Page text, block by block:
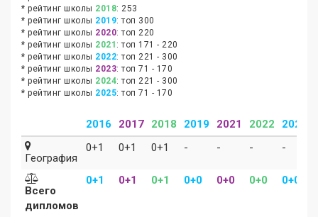
* рейтинг школы 2018: 253
* рейтинг школы 2019:топ 300
* рейтинг школы 2020:топ 220
* рейтинг школы 2021 :топ 171 - 220
* рейтинг школы 2022:топ 221 - 300
* рейтинг школы 2023:топ 71 - 170
* рейтинг школы 2024:топ 221 - 300
* рейтинг школы 2025:топ 71 - 170
2016 2017 2018 2019 2021 2022 2023
География
0+1 0+1 0+1 - - - -
Всего
дипломов
0+1 0+1 0+1 0+0 0+0 0+0 0+0